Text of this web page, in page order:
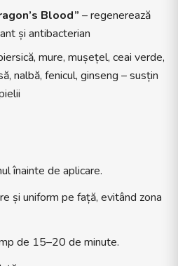
Blood” – regenerează
și antibacterian
mure, mușețel, ceai verde,
nalbă, fenicul, ginseng – susțin
înainte de aplicare.
și uniform pe față, evitând zona
de 15–20 de minute.